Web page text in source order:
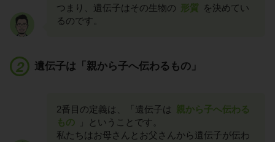
つまり、遺伝子はその生物の 形質 を決めてい
るのです。
遺伝子は「親から子へ伝わるもの」
2番目の定義は、「遺伝子は 親から子へ伝わる
もの
」ということです。
私たちはお母さんとお父さんから遺伝子が伝わ